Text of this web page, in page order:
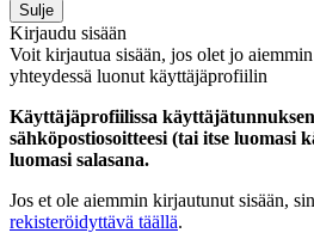
Sulje
Kirjaudu sisään
Voit kirjautua sisään, jos olet jo
yhteydessä luonut käyttäjäprofiilin
Käyttäjäprofiilissa
sähköpostiosoitteesi (tai itse luomasi
luomasi salasana.
Jos et ole aiemmin kirjautunut sisään,
rekisteröidyttävä täällä.